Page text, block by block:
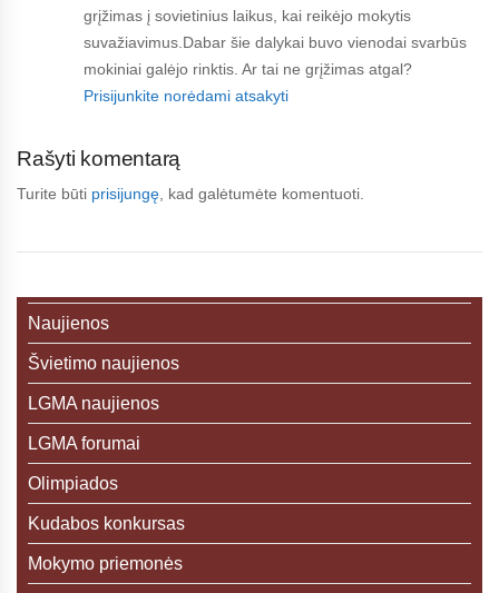
grįžimas į sovietinius laikus, kai reikėjo mokytis
suvažiavimus.Dabar šie dalykai buvo vienodai svarbūs
mokiniai galėjo rinktis. Ar tai ne grįžimas atgal?
Prisijunkite norėdami atsakyti
Rašyti komentarą
Turite būti prisijungę , kad galėtumėte komentuoti.
Naujienos
Švietimo naujienos
LGMA naujienos
LGMA forumai
Olimpiados
Kudabos konkursas
Mokymo priemonės